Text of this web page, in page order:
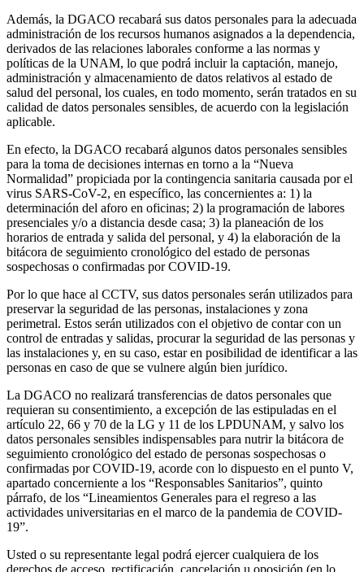
Además, la DGACO recabará sus datos personales para la adecuada
administración de los recursos humanos asignados a la dependencia,
derivados de las relaciones laborales conforme a las normas y
políticas de la UNAM, lo que podrá incluir la captación, manejo,
administración y almacenamiento de datos relativos al estado de
salud del personal, los cuales, en todo momento, serán tratados en su
calidad de datos personales sensibles, de acuerdo con la legislación
aplicable.
En efecto, la DGACO recabará algunos datos personales sensibles
para la toma de decisiones internas en torno a la “Nueva
Normalidad” propiciada por la contingencia sanitaria causada por el
virus SARS-CoV-2, en específico, las concernientes a: 1) la
determinación del aforo en oficinas; 2) la programación de labores
presenciales y/o a distancia desde casa; 3) la planeación de los
horarios de entrada y salida del personal, y 4) la elaboración de la
bitácora de seguimiento cronológico del estado de personas
sospechosas o confirmadas por COVID-19.
Por lo que hace al CCTV, sus datos personales serán utilizados para
preservar la seguridad de las personas, instalaciones y zona
perimetral. Estos serán utilizados con el objetivo de contar con un
control de entradas y salidas, procurar la seguridad de las personas y
las instalaciones y, en su caso, estar en posibilidad de identificar a las
personas en caso de que se vulnere algún bien jurídico.
La DGACO no realizará transferencias de datos personales que
requieran su consentimiento, a excepción de las estipuladas en el
artículo 22, 66 y 70 de la LG y 11 de los LPDUNAM, y salvo los
datos personales sensibles indispensables para nutrir la bitácora de
seguimiento cronológico del estado de personas sospechosas o
confirmadas por COVID-19, acorde con lo dispuesto en el punto V,
apartado concerniente a los “Responsables Sanitarios”, quinto
párrafo, de los “Lineamientos Generales para el regreso a las
actividades universitarias en el marco de la pandemia de COVID-
19”.
Usted o su representante legal podrá ejercer cualquiera de los